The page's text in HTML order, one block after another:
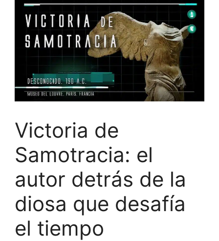
Victoria de
Samotracia: el
autor detrás de la
diosa que desafía
el tiempo